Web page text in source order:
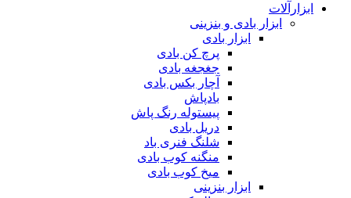
ابزارآلات
ابزار بادی و بنزینی
ابزار بادی
پرچ کن بادی
جغجغه بادی
آچار بکس بادی
بادپاش
پیستوله رنگ پاش
دریل بادی
شلنگ فنری باد
منگنه کوب بادی
میخ کوب بادی
ابزار بنزینی